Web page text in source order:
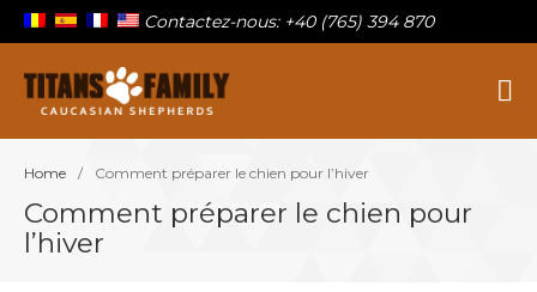
Sur la famille
Nos titans
Contactez-nous: +40 (765) 394 870
Home / Comment préparer le chien pour l’hiver
Comment préparer le chien pour
l’hiver